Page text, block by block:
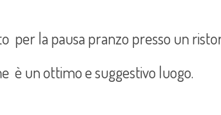
per la pausa pranzo presso un
è un ottimo e suggestivo luogo.